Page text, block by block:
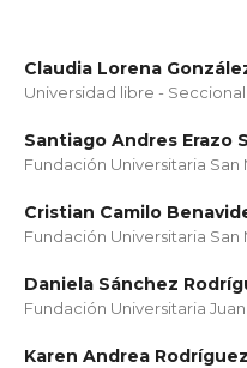
Claudia Lorena
Universidad libre -
Santiago Andres Erazo
Fundación Universitaria San
Cristian Camilo
Fundación Universitaria San
Daniela Sánchez
Fundación Universitaria
Karen Andrea